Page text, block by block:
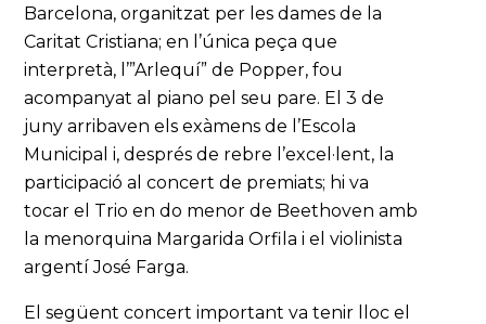
Barcelona, organitzat per les dames de la
Caritat Cristiana; en l’única peça que
interpretà, l’”Arlequí” de Popper, fou
acompanyat al piano pel seu pare. El 3 de
juny arribaven els exàmens de l’Escola
Municipal i, després de rebre l’excel·lent, la
participació al concert de premiats; hi va
tocar el Trio en do menor de Beethoven amb
la menorquina Margarida Orfila i el violinista
argentí José Farga.
El següent concert important va tenir lloc el